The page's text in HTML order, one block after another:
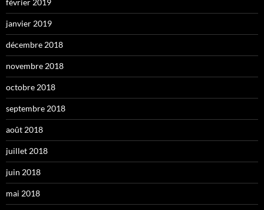
février 2019
janvier 2019
décembre 2018
novembre 2018
octobre 2018
septembre 2018
août 2018
juillet 2018
juin 2018
mai 2018